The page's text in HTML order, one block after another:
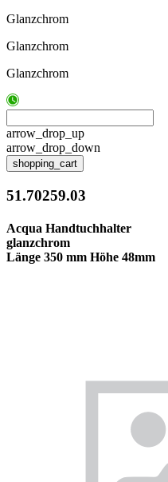
Glanzchrom
Glanzchrom
Glanzchrom
arrow_drop_up
arrow_drop_down
shopping_cart
51.70259.03
Acqua Handtuchhalter
glanzchrom
Länge 350 mm Höhe 48mm